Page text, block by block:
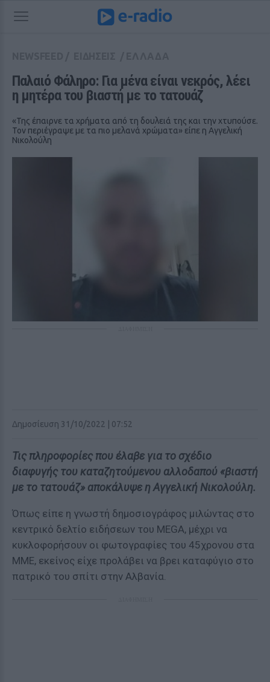
Παλαιό Φάληρο: Για μένα είναι νεκρός, λέει
η μητέρα του βιαστή με το τατουάζ
«Της έπαιρνε τα χρήματα από τη δουλειά της και την χτυπούσε.
Τον περιέγραψε με τα πιο μελανά χρώματα» είπε η Αγγελική
Νικολούλη
Δημοσίευση 31/10/2022 | 07:52
Τις πληροφορίες που έλαβε για το σχέδιο
διαφυγής του καταζητούμενου αλλοδαπού «βιαστή
με το τατουάζ» αποκάλυψε η Αγγελική Νικολούλη.
Όπως είπε η γνωστή δημοσιογράφος μιλώντας στο
κεντρικό δελτίο ειδήσεων του MEGA, μέχρι να
κυκλοφορήσουν οι φωτογραφίες του 45χρονου στα
ΜΜΕ, εκείνος είχε προλάβει να βρει καταφύγιο στο
πατρικό του σπίτι στην Αλβανία.